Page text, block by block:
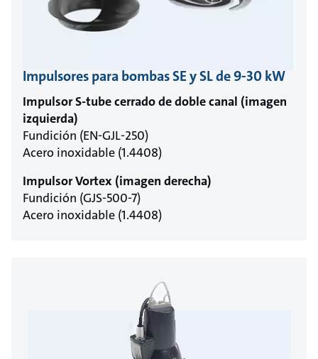
Impulsores para bombas SE y SL de 9-30 kW
Impulsor S-tube cerrado de doble canal (imagen
izquierda)
Fundición (EN-GJL-250)
Acero inoxidable (1.4408)
Impulsor Vortex (imagen derecha)
Fundición (GJS-500-7)
Acero inoxidable (1.4408)